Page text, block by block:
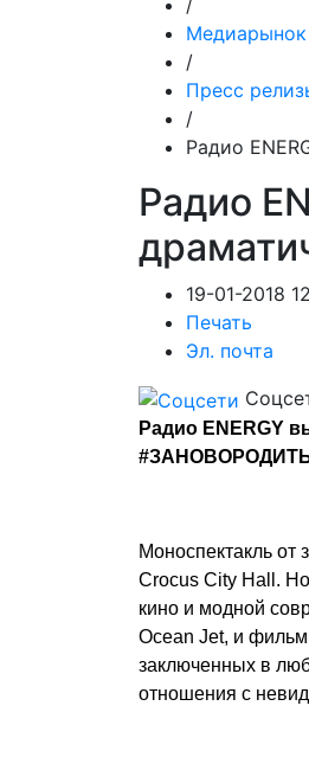
/
Медиарынок
/
Пресс
/
Радио
Радио
19-01-2018
Печать
Эл. почта
Радио ENERGY
Моноспектакль от
Crocus City Hall.
кино и модной
Ocean Jet, и
заключенных в
отношения с